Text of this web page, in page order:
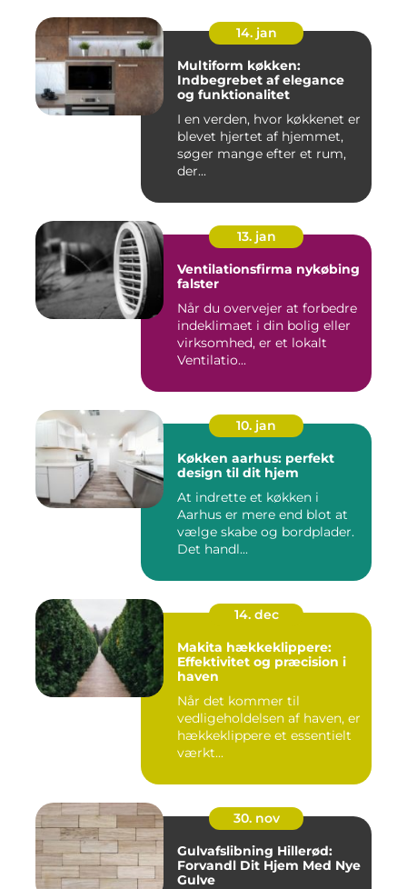
14. jan
Multiform køkken:
Indbegrebet af elegance
og funktionalitet
I en verden, hvor køkkenet er
blevet hjertet af hjemmet,
søger mange efter et rum,
der...
13. jan
Ventilationsfirma nykøbing
falster
Når du overvejer at forbedre
indeklimaet i din bolig eller
virksomhed, er et lokalt
Ventilatio...
10. jan
Køkken aarhus: perfekt
design til dit hjem
At indrette et køkken i
Aarhus er mere end blot at
vælge skabe og bordplader.
Det handl...
14. dec
Makita hækkeklippere:
Effektivitet og præcision i
haven
Når det kommer til
vedligeholdelsen af haven, er
hækkeklippere et essentielt
værkt...
30. nov
Gulvafslibning Hillerød:
Forvandl Dit Hjem Med Nye
Gulve